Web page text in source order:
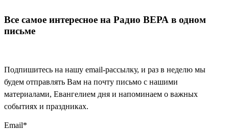
Все самое интересное на Радио ВЕРА в одном
письме
Подпишитесь на нашу email-рассылку, и раз в неделю мы
будем отправлять Вам на почту письмо с нашими
материалами, Евангелием дня и напоминаем о важных
событиях и праздниках.
Email*